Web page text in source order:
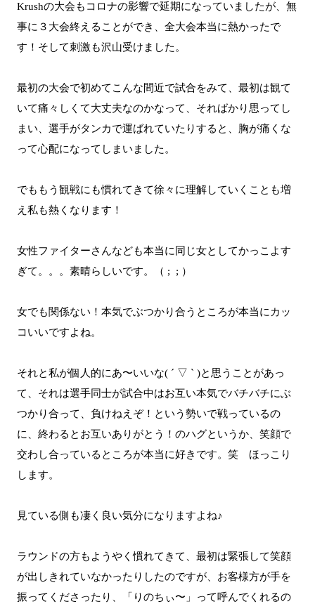
Krushの大会もコロナの影響で延期になっていましたが、無
事に３大会終えることができ、全大会本当に熱かったで
す！そして刺激も沢山受けました。
最初の大会で初めてこんな間近で試合をみて、最初は観て
いて痛々しくて大丈夫なのかなって、そればかり思ってし
まい、選手がタンカで運ばれていたりすると、胸が痛くな
って心配になってしまいました。
でももう観戦にも慣れてきて徐々に理解していくことも増
え私も熱くなります！
女性ファイターさんなども本当に同じ女としてかっこよす
ぎて。。。素晴らしいです。（ ; ; ）
女でも関係ない！本気でぶつかり合うところが本当にカッ
コいいですよね。
それと私が個人的にあ〜いいな( ´ ▽ ` )と思うことがあっ
て、それは選手同士が試合中はお互い本気でバチバチにぶ
つかり合って、負けねえぞ！という勢いで戦っているの
に、終わるとお互いありがとう！のハグというか、笑顔で
交わし合っているところが本当に好きです。笑 ほっこり
します。
見ている側も凄く良い気分になりますよね♪
ラウンドの方もようやく慣れてきて、最初は緊張して笑顔
が出しきれていなかったりしたのですが、お客様方が手を
振ってくださったり、「りのちぃ〜」って呼んでくれるの